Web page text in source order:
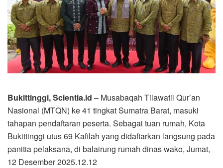
Bukittinggi, Scientia.id – Musabaqah Tilawatil Qur’an
Nasional (MTQN) ke 41 tingkat Sumatra Barat, masuki
tahapan pendaftaran peserta. Sebagai tuan rumah, Kota
Bukittinggi utus 69 Kafilah yang didaftarkan langsung pada
panitia pelaksana, di balairung rumah dinas wako, Jumat,
12 Desember 2025.12.12